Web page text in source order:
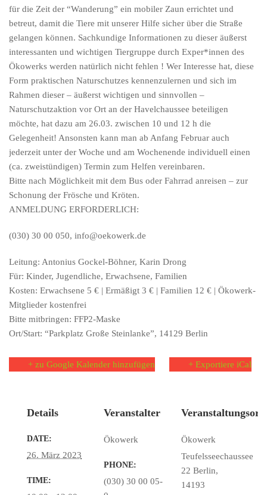
für die Zeit der “Wanderung” ein mobiler Zaun errichtet und
betreut, damit die Tiere mit unserer Hilfe sicher über die Straße
gelangen können. Sachkundige Informationen zu dieser äußerst
interessanten und wichtigen Tiergruppe durch Exper*innen des
Ökowerks werden natürlich nicht fehlen ! Wer Interesse hat, diese
Form praktischen Naturschutzes kennenzulernen und sich im
Rahmen dieser – äußerst wichtigen und sinnvollen –
Naturschutzaktion vor Ort an der Havelchaussee beteiligen
möchte, hat dazu am 26.03. zwischen 10 und 12 h die
Gelegenheit! Ansonsten kann man ab Anfang Februar auch
jederzeit unter der Woche und am Wochenende individuell einen
(ca. zweistündigen) Termin zum Helfen vereinbaren.
Bitte nach Möglichkeit mit dem Bus oder Fahrrad anreisen – zur
Schonung der Frösche und Kröten.
ANMELDUNG ERFORDERLICH:
(030) 30 00 050, info@oekowerk.de
Leitung: Antonius Gockel-Böhner, Karin Drong
Für: Kinder, Jugendliche, Erwachsene, Familien
Kosten: Erwachsene 5 € | Ermäßigt 3 € | Familien 12 € | Ökowerk-
Mitglieder kostenfrei
Bitte mitbringen: FFP2-Maske
Ort/Start: “Parkplatz Große Steinlanke”, 14129 Berlin
+ zu Google Kalender hinzufügen + Exportiere iCal
Details
DATE:
26. März 2023
TIME:
Veranstalter
Ökowerk
PHONE:
(030) 30 00 05-
Veranstaltungsort
Ökowerk
Teufelsseechaussee
22 Berlin,
14193